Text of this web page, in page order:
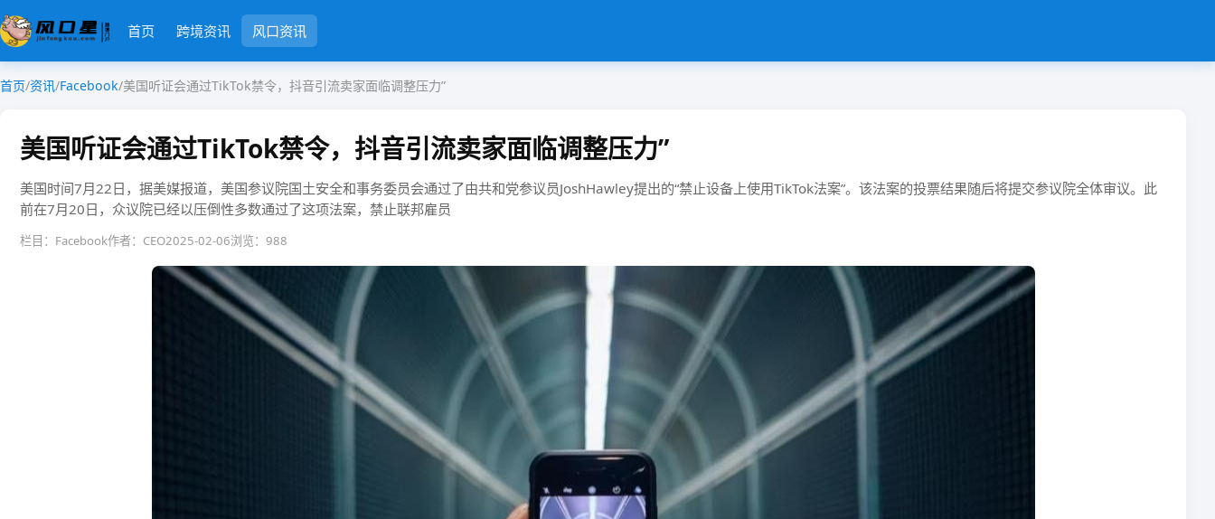
首页 跨境资讯 风口资讯
首页/资讯/Facebook/美国听证会通过TikTok禁令，抖音引流卖家面临调整压力”
美国听证会通过TikTok禁令，抖音引流卖家面临调整压力”
美国时间7月22日，据美媒报道，美国参议院国土安全和事务委员会通过了由共和党参议员JoshHawley提出的“禁止设备上使用TikTok法案”。该法案的投票结果随后将提交参议院全体审议。此
前在7月20日，众议院已经以压倒性多数通过了这项法案，禁止联邦雇员
栏目：Facebook作者：CEO2025-02-06浏览：988